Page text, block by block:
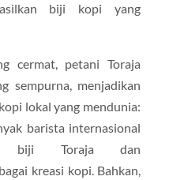
biji kopi yang
cermat, petani Toraja
sempurna, menjadikan
lokal yang mendunia:
barista internasional
biji Toraja dan
kreasi kopi. Bahkan,